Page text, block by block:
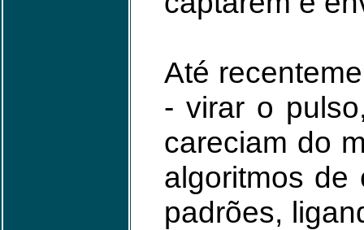
Até
- virar o
careciam do
algoritmos de
padrões,